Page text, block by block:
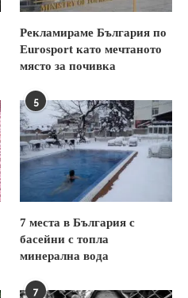
Рекламираме България по
Eurosport като мечтаното
място за почивка
5
7 места в България с
басейни с топла
минерална вода
7